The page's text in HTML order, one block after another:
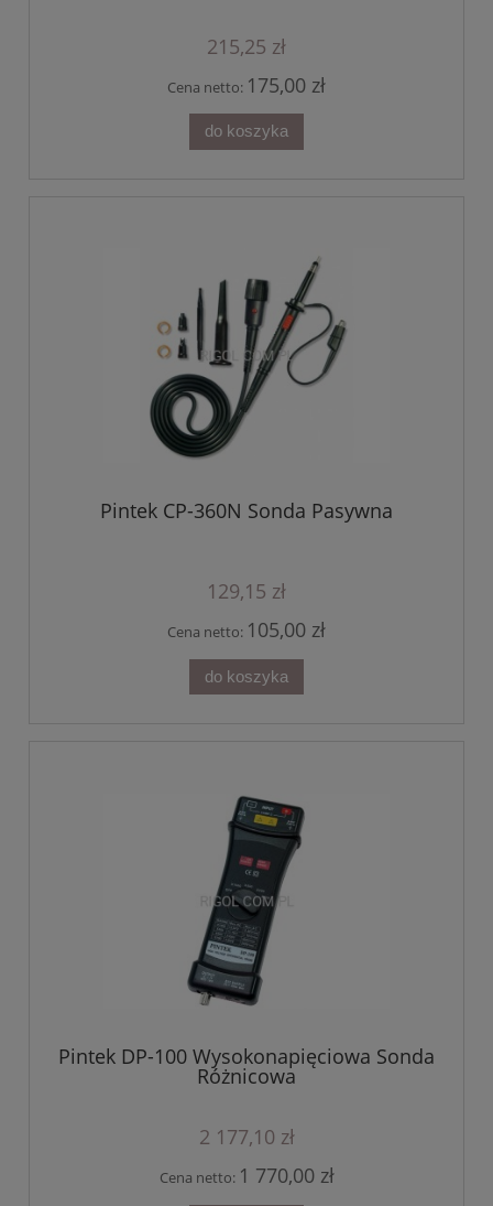
215,25 zł
Cena netto: 175,00 zł
do koszyka
Pintek CP-360N Sonda Pasywna
129,15 zł
Cena netto: 105,00 zł
do koszyka
Pintek DP-100 Wysokonapięciowa Sonda
Różnicowa
2 177,10 zł
Cena netto: 1 770,00 zł